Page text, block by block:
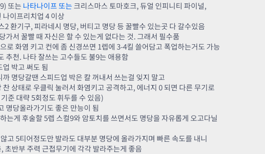
또는 나타나이프 또는크리스마스 토마호크, 듀얼 인피니티 파이널,
나이프리치업 4 이상
2 환기구, 피라네시 명당, 버티고 명당 등 꿀빨수 있는곳 다 갈수있음
가서 꿀빨 때 자신은 할 수 있는게 없다는 것. 그래서 필수품
로 화염 키고 컨에 좀 신경쓰면 1렙에 3-4킬 쓸어담고 폭업하는거도 가능
추천. 나타 잘쓰는 고수들도 불9는 애용함
박고 써도 됨
명당갈땐 스피드업 박은 칼 꺼내서 쓰는걸 잊지 말고
상태로 우클릭 눌러서 화염키고 공격하고, 에너지 0 되면 다른 무기로
준 대략 5회정도 휘두를 수 있음)
명당올라가기도 좋은 만능이 됨
는게 후술할 5렙 스컬9와 암토치를 쓰면서도 명당을 자유롭게 오고다닐
고 5티어정도만 발라도 대부분 명당에 올라가지며 빠른 속도를 내니
초반부 주력 근접무기에 각각 발라주는게 좋음